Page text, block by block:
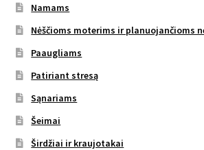
Namams
Nėščioms moterims ir planuojančioms
Paaugliams
Patiriant stresą
Sąnariams
Šeimai
Širdžiai ir kraujotakai